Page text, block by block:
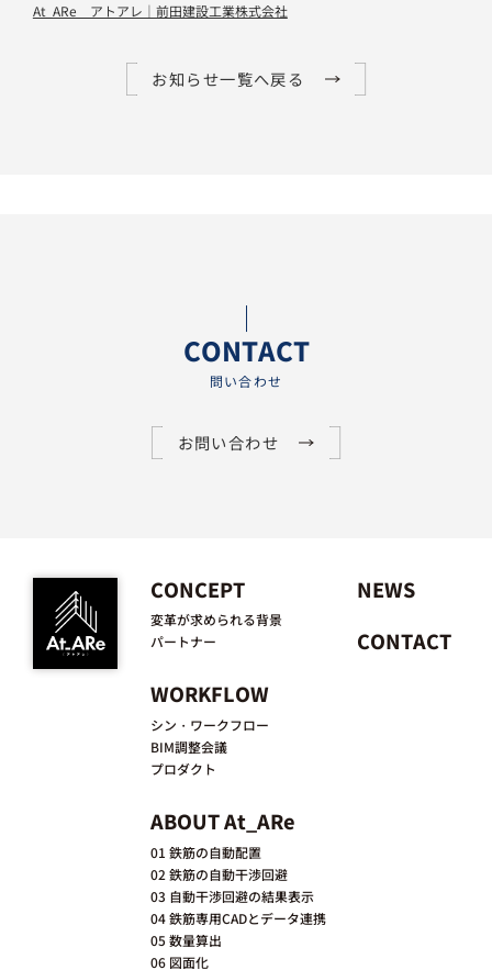
At_ARe アトアレ｜前田建設工業株式会社
お知らせ一覧へ戻る
CONTACT
問い合わせ
お問い合わせ
CONCEPT
変革が求められる背景
パートナー
WORKFLOW
シン・ワークフロー
BIM調整会議
プロダクト
ABOUT At_ARe
01 鉄筋の自動配置
02 鉄筋の自動干渉回避
03 自動干渉回避の結果表示
04 鉄筋専用CADとデータ連携
05 数量算出
06 図面化
NEWS
CONTACT